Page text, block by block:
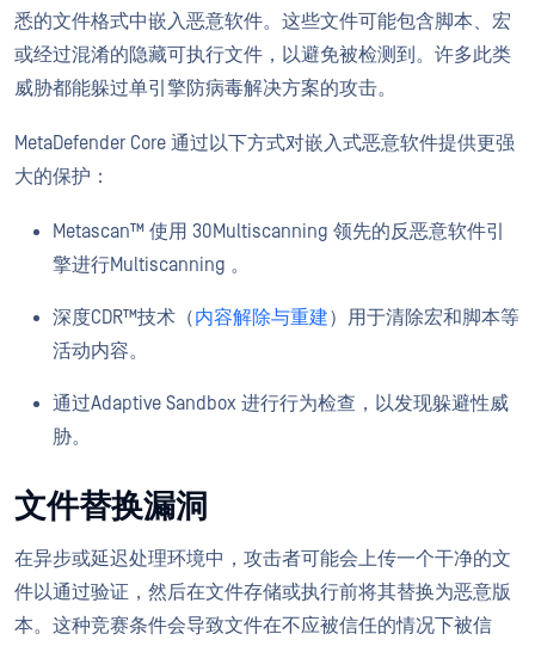
悉的文件格式中嵌入恶意软件。这些文件可能包含脚本、宏
或经过混淆的隐藏可执行文件，以避免被检测到。许多此类
威胁都能躲过单引擎防病毒解决方案的攻击。
MetaDefender Core 通过以下方式对嵌入式恶意软件提供更强
大的保护：
Metascan™ 使用 30Multiscanning 领先的反恶意软件引
擎进行Multiscanning 。
深度CDR™技术（内容解除与重建）用于清除宏和脚本等
活动内容。
通过Adaptive Sandbox 进行行为检查，以发现躲避性威
胁。
文件替换漏洞
在异步或延迟处理环境中，攻击者可能会上传一个干净的文
件以通过验证，然后在文件存储或执行前将其替换为恶意版
本。这种竞赛条件会导致文件在不应被信任的情况下被信